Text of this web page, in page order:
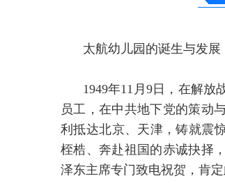
太航幼儿园的诞生与发展
1949年11月9日，在解
员工，在中共地下党的策动
利抵达北京、天津，铸就震
桎梏、奔赴祖国的赤诚抉择
泽东主席专门致电祝贺，肯定